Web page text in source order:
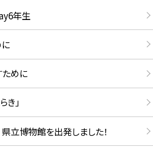
年生
めに
き」
博物館を出発しました！